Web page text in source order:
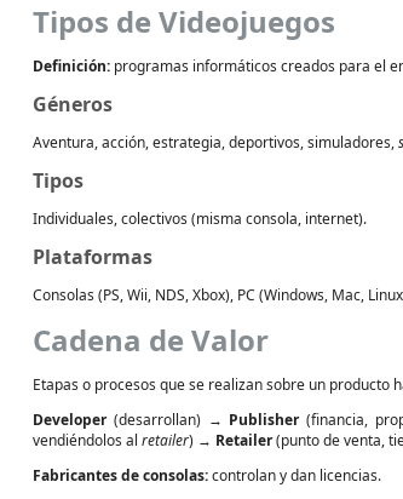
Tipos de Videojuegos
Definición: programas informáticos creados para el
Géneros
Aventura, acción, estrategia, deportivos, simuladores,
Tipos
Individuales, colectivos (misma consola, internet).
Plataformas
Consolas (PS, Wii, NDS, Xbox), PC (Windows, Mac,
Cadena de Valor
Etapas o procesos que se realizan sobre un producto
Developer(desarrollan) → Publisher(financia,
vendiéndolos al retailer) → Retailer(punto de venta,
Fabricantes de consolas:controlan y dan licencias.